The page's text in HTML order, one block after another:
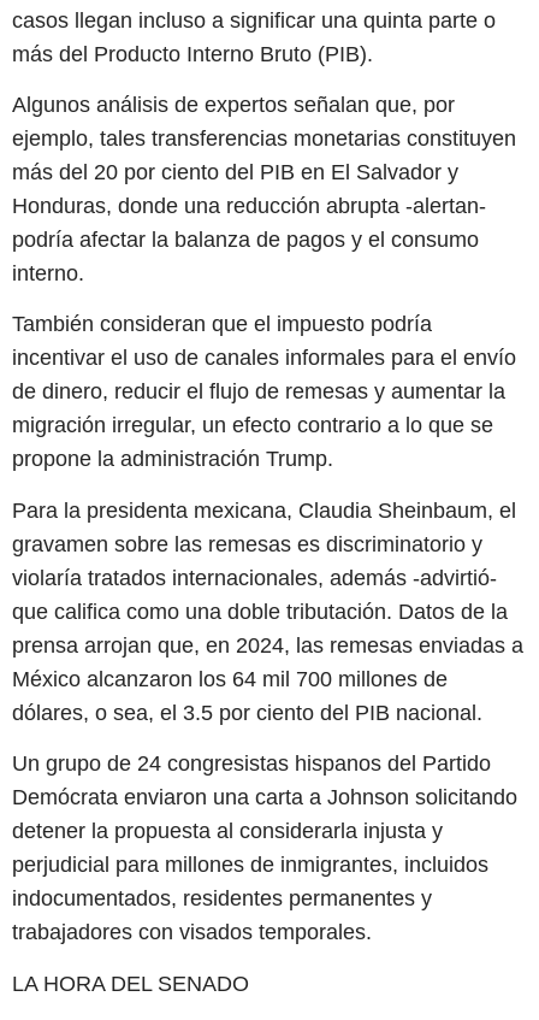
casos llegan incluso a significar una quinta parte o
más del Producto Interno Bruto (PIB).
Algunos análisis de expertos señalan que, por
ejemplo, tales transferencias monetarias constituyen
más del 20 por ciento del PIB en El Salvador y
Honduras, donde una reducción abrupta -alertan-
podría afectar la balanza de pagos y el consumo
interno.
También consideran que el impuesto podría
incentivar el uso de canales informales para el envío
de dinero, reducir el flujo de remesas y aumentar la
migración irregular, un efecto contrario a lo que se
propone la administración Trump.
Para la presidenta mexicana, Claudia Sheinbaum, el
gravamen sobre las remesas es discriminatorio y
violaría tratados internacionales, además -advirtió-
que califica como una doble tributación. Datos de la
prensa arrojan que, en 2024, las remesas enviadas a
México alcanzaron los 64 mil 700 millones de
dólares, o sea, el 3.5 por ciento del PIB nacional.
Un grupo de 24 congresistas hispanos del Partido
Demócrata enviaron una carta a Johnson solicitando
detener la propuesta al considerarla injusta y
perjudicial para millones de inmigrantes, incluidos
indocumentados, residentes permanentes y
trabajadores con visados temporales.
LA HORA DEL SENADO